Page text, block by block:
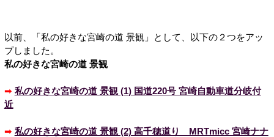
以前、「私の好きな宮崎の道 景観」として、以下の２つをアッ
プしました。
私の好きな宮崎の道 景観
➡ 私の好きな宮崎の道 景観 (1) 国道220号 宮崎自動車道分岐付
近
➡ 私の好きな宮崎の道 景観 (2) 高千穂道り MRTmicc 宮崎ナナ